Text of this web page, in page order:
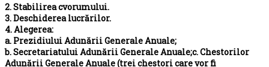
2. Stabilirea cvorumului.
3. Deschiderea lucrărilor.
4. Alegerea:
a. Prezidiului Adunării Generale Anuale;
b. Secretariatului Adunării Generale Anuale;c. Chestorilor
Adunării Generale Anuale (trei chestori care vor fi